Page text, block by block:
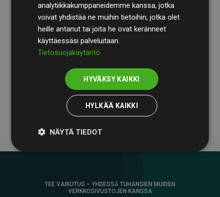
laskelmamme ja menetelmämme varmistaakseen
läpinäkyvyyden ja luotettavuuden.
Heidän tarkastuksensa osoittavat, että investoinnit
ilmastohankkeisiin kompensoivat keskimäärin
arvioiduista CO₂-päästöistä
jäsenverkkosivustoilla –
selkeä todiste toimintatapamme todellisesta
TEE VAIKUTUS – YHDESSÄ TUHANSIEN MUIDEN
VERKKOSIVUSTOJEN KANSSA
analytiikkakumppaneidemme kanssa, jotka
voivat yhdistää ne muihin tietoihin, jotka olet
heille antanut tai joita he ovat keränneet
käyttäessäsi palveluitaan.
Tietosuojakäytäntö
HYVÄKSY KAIKKI
HYLKÄÄ KAIKKI
NÄYTÄ TIEDOT